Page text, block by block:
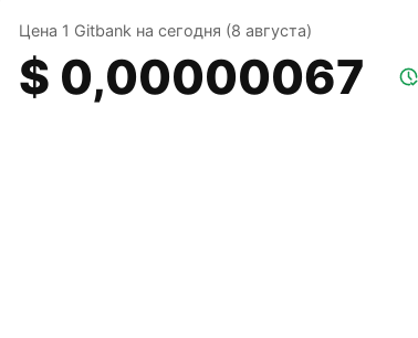
Цена 1 Gitbank на сегодня (8 августа)
$ 0,00000067